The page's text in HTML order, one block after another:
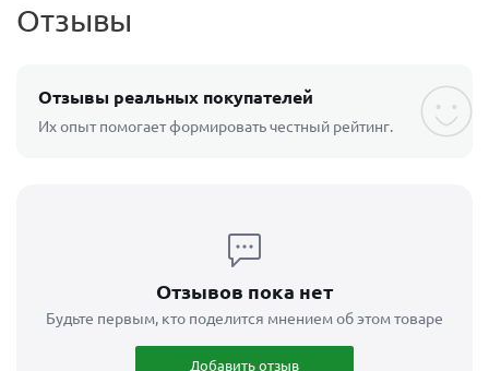
Отзывы
Отзывы реальных покупателей
Их опыт помогает формировать честный рейтинг.
Отзывов пока нет
Будьте первым, кто поделится мнением об этом товаре
Добавить отзыв